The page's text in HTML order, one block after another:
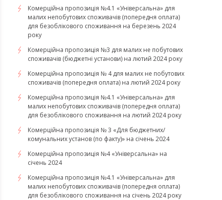
Комерційна пропозиція №4.1 «Універсальна» для
малих непобутових споживачів (попередня оплата)
для безоблікового споживання на березень 2024
року
Комерційна пропозиція №3 для малих не побутових
споживачів (бюджетні установи) на лютий 2024 року
Комерційна пропозиція № 4 для малих не побутових
споживачів (попередня оплата) на лютий 2024 року
Комерційна пропозиція №4.1 «Універсальна» для
малих непобутових споживачів (попередня оплата)
для безоблікового споживання на лютий 2024 року
Комерційна пропозиція № 3 «Для бюджетних/
комунальних установ (по факту)» на січень 2024
Комерційна пропозиція №4 «Універсальна» на
січень 2024
Комерційна пропозиція №4.1 «Універсальна» для
малих непобутових споживачів (попередня оплата)
для безоблікового споживання на січень 2024 року